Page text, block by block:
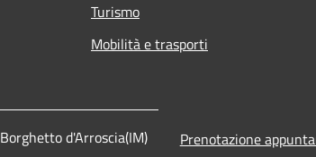
Turismo
Mobilità e trasporti
d'Arroscia(IM)
Prenotazione